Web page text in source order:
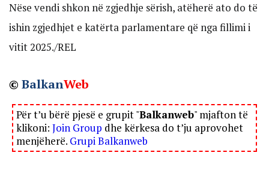
Nëse vendi shkon në zgjedhje sërish, atëherë ato do të
ishin zgjedhjet e katërta parlamentare që nga fillimi i
vitit 2025./REL
© BalkanWeb
Për t’u bërë pjesë e grupit "Balkanweb" mjafton të
klikoni: Join Group dhe kërkesa do t’ju aprovohet
menjëherë. Grupi Balkanweb